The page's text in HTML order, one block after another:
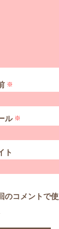
※
ル ※
ト
のコメントで